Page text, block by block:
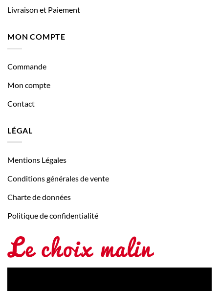
Livraison et Paiement
MON COMPTE
Commande
Mon compte
Contact
LÉGAL
Mentions Légales
Conditions générales de vente
Charte de données
Politique de confidentialité